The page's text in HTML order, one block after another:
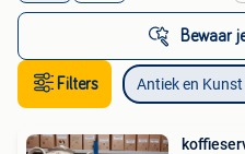
Bewaar
Filters Antiek en Kunst